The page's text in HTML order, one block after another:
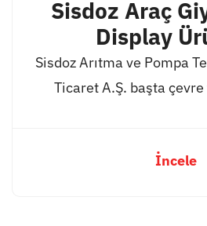
Sisdoz Araç
Display
Sisdoz Arıtma ve Pompa
Ticaret A.Ş. başta
İncele